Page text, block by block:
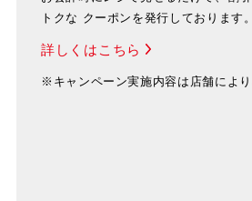
トクな クーポンを発行しております。
詳しくはこちら
※キャンペーン実施内容は店舗により